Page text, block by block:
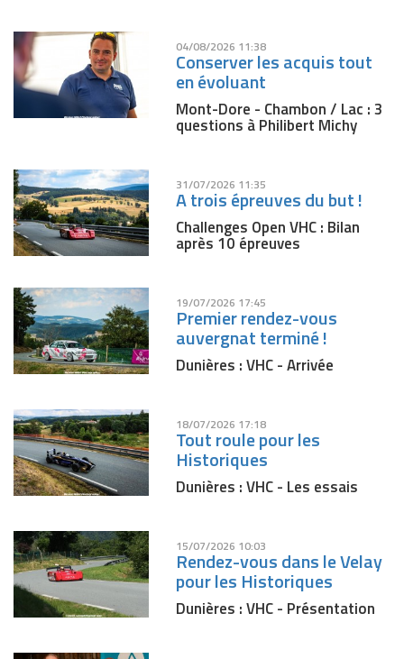
04/08/2026 11:38
Conserver les acquis tout
en évoluant
Mont-Dore - Chambon / Lac : 3
questions à Philibert Michy
31/07/2026 11:35
A trois épreuves du but !
Challenges Open VHC : Bilan
après 10 épreuves
19/07/2026 17:45
Premier rendez-vous
auvergnat terminé !
Dunières : VHC - Arrivée
18/07/2026 17:18
Tout roule pour les
Historiques
Dunières : VHC - Les essais
15/07/2026 10:03
Rendez-vous dans le Velay
pour les Historiques
Dunières : VHC - Présentation